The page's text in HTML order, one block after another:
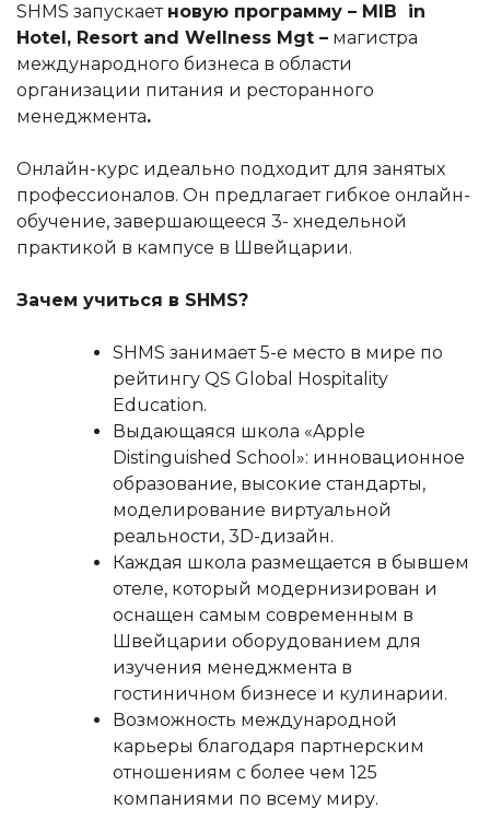
SHMS запускает новую программу – MIB in
Hotel, Resort and Wellness Mgt – магистра
международного бизнеса в области
организации питания и ресторанного
менеджмента.
Онлайн-курс идеально подходит для занятых
профессионалов. Он предлагает гибкое онлайн-
обучение, завершающееся 3- хнедельной
практикой в кампусе в Швейцарии.
Зачем учиться в SHMS?
SHMS занимает 5-е место в мире по
рейтингу QS Global Hospitality
Education.
Выдающаяся школа «Apple
Distinguished School»: инновационное
образование, высокие стандарты,
моделирование виртуальной
реальности, 3D-дизайн.
Каждая школа размещается в бывшем
отеле, который модернизирован и
оснащен самым современным в
Швейцарии оборудованием для
изучения менеджмента в
гостиничном бизнесе и кулинарии.
Возможность международной
карьеры благодаря партнерским
отношениям с более чем 125
компаниями по всему миру.